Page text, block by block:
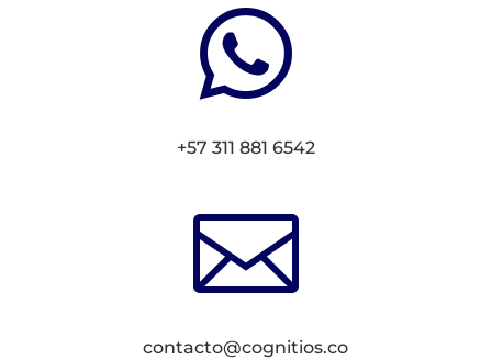

+57 311 881 6542

contacto@cognitios.co